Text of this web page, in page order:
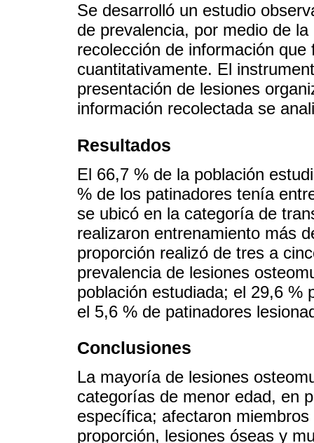
Se desarrolló un estudio
de prevalencia, por medio de
recolección de información
cuantitativamente. El
presentación de lesiones
información recolectada se
Resultados
El 66,7 % de la población
% de los patinadores tenía
se ubicó en la categoría de
realizaron entrenamiento más
proporción realizó de tres a
prevalencia de lesiones
población estudiada; el 29,6 %
el 5,6 % de patinadores
Conclusiones
La mayoría de lesiones
categorías de menor edad, en
específica; afectaron
proporción, lesiones óseas y